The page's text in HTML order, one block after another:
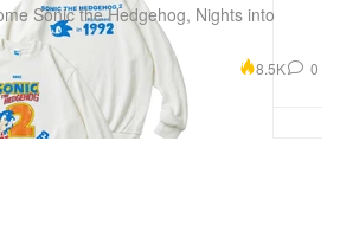
Sonic the Hedgehog, Nights into
8.5K 0